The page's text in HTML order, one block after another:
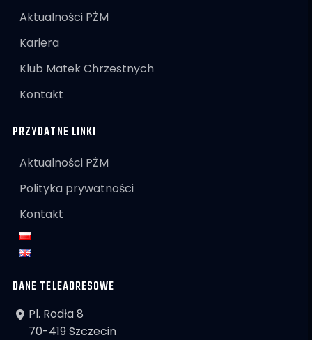
Aktualności PŻM
Kariera
Klub Matek Chrzestnych
Kontakt
PRZYDATNE LINKI
Aktualności PŻM
Polityka prywatności
Kontakt
DANE TELEADRESOWE
Pl. Rodła 8
70-419 Szczecin